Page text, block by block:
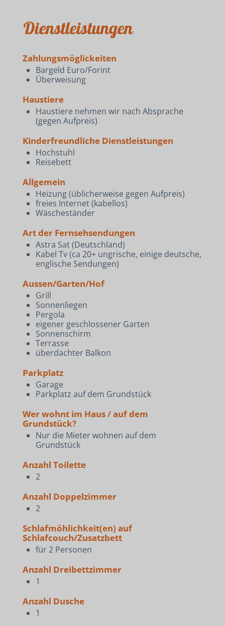
Dienstleistungen
Zahlungsmöglickeiten
Bargeld Euro/Forint
Überweisung
Haustiere
Haustiere nehmen wir nach Absprache
(gegen Aufpreis)
Kinderfreundliche Dienstleistungen
Hochstuhl
Reisebett
Allgemein
Heizung (üblicherweise gegen Aufpreis)
freies Internet (kabellos)
Wäscheständer
Art der Fernsehsendungen
Astra Sat (Deutschland)
Kabel Tv (ca 20+ ungrische, einige deutsche,
englische Sendungen)
Aussen/Garten/Hof
Grill
Sonnenliegen
Pergola
eigener geschlossener Garten
Sonnenschirm
Terrasse
überdachter Balkon
Parkplatz
Garage
Parkplatz auf dem Grundstück
Wer wohnt im Haus / auf dem
Grundstück?
Nur die Mieter wohnen auf dem
Grundstück
Anzahl Toilette
2
Anzahl Doppelzimmer
2
Schlafmöhlichkeit(en) auf
Schlafcouch/Zusatzbett
für 2 Personen
Anzahl Dreibettzimmer
1
Anzahl Dusche
1